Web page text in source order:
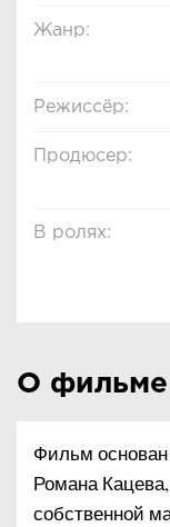
Жанр:
Режиссёр:
Продюсер:
В ролях:
О фильме
Фильм
Романа
собственной